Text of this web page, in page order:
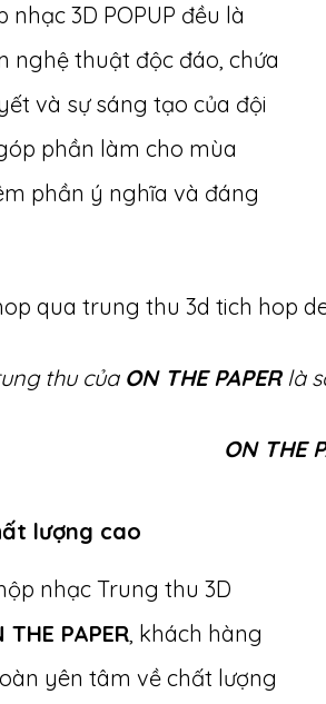
nhạc 3D POPUP đều là
nghệ thuật độc đáo, chứa
và sự sáng tạo của đội
phần làm cho mùa
phần ý nghĩa và đáng
thu của ON THE PAPERlà
ON THE
lượng cao
nhạc Trung thu 3D
THE PAPER, khách hàng
yên tâm về chất lượng